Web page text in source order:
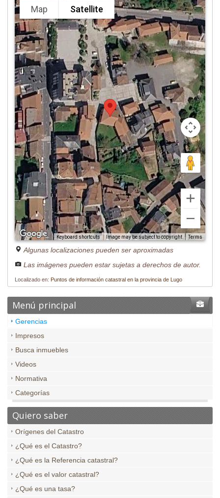
Map Satellite
Keyboard shortcuts Image may be subject to copyright Terms
Algunas localizaciones pueden ser aproximadas
Las imágenes pueden estar sujetas a derechos de autor.
Localizado en: Puntos de información catastral en la provincia de Lugo
Menú principal
Gerencias
Impresos
Busca inmuebles
Videos
Normativa
Categorías
Quiero saber
Orígenes del Catastro
¿Qué es el Catastro?
¿Qué es la Referencia catastral?
¿Qué es el valor catastral?
¿Qué es una tasa?